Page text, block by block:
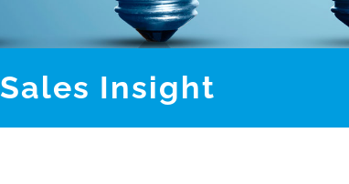
Sales Insight